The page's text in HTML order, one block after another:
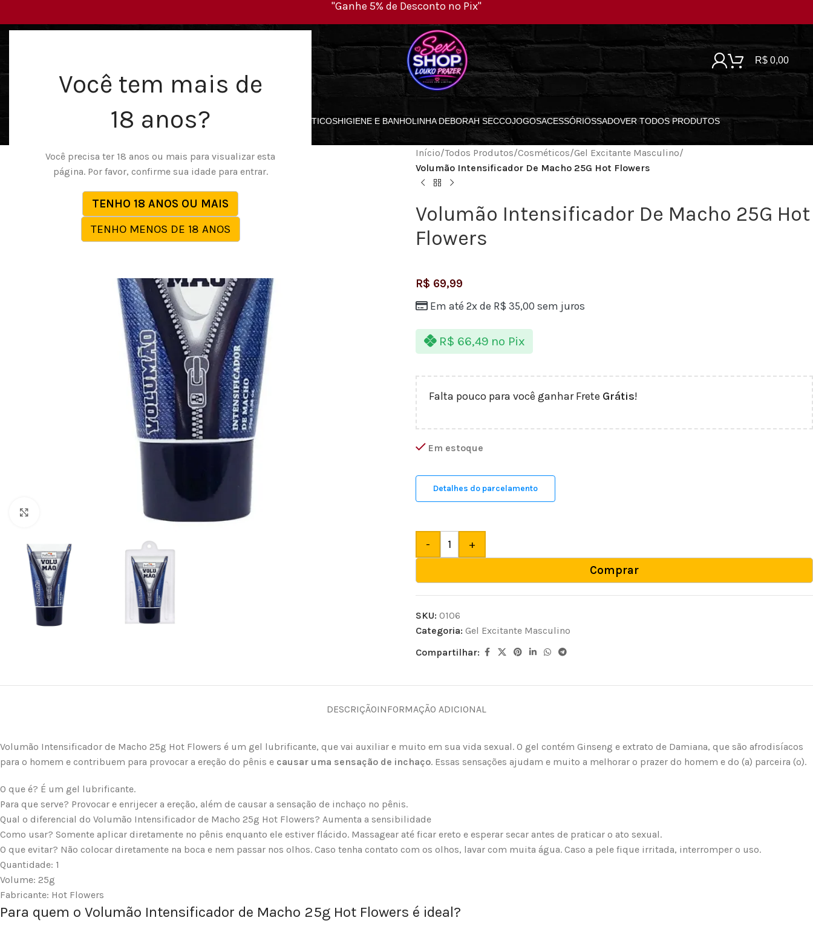
Você tem mais de
18 anos?
Você precisa ter 18 anos ou mais para visualizar esta
página. Por favor, confirme sua idade para entrar.
TENHO 18 ANOS OU MAIS
TENHO MENOS DE 18 ANOS
"Ganhe 5% de Desconto no Pix"
R$ 0,00
VIBRADORESPÊNIS DE BORRACHA COSMÉTICOSHIGIENE E BANHOLINHA DEBORAH SECCOJOGOSACESSÓRIOSSADOVER TODOS PRODUTOS
Início/Todos Produtos/Cosméticos/Gel Excitante Masculino/
Volumão Intensificador De Macho 25G Hot Flowers
Volumão Intensificador De Macho 25G Hot
Flowers
R$ 69,99
Em até 2x de R$ 35,00 sem juros
R$ 66,49 no Pix
Falta pouco para você ganhar Frete Grátis!
Em estoque
Detalhes do parcelamento
-
+
Comprar
SKU: 0106
Categoria: Gel Excitante Masculino
Compartilhar:
DESCRIÇÃOINFORMAÇÃO ADICIONAL
Volumão Intensificador de Macho 25g Hot Flowers é um gel lubrificante, que vai auxiliar e muito em sua vida sexual. O gel contém Ginseng e extrato de Damiana, que são afrodisíacos
para o homem e contribuem para provocar a ereção do pênis e causar uma sensação de inchaço. Essas sensações ajudam e muito a melhorar o prazer do homem e do (a) parceira (o).
O que é? É um gel lubrificante.
Para que serve? Provocar e enrijecer a ereção, além de causar a sensação de inchaço no pênis.
Qual o diferencial do Volumão Intensificador de Macho 25g Hot Flowers? Aumenta a sensibilidade
Como usar? Somente aplicar diretamente no pênis enquanto ele estiver flácido. Massagear até ficar ereto e esperar secar antes de praticar o ato sexual.
O que evitar? Não colocar diretamente na boca e nem passar nos olhos. Caso tenha contato com os olhos, lavar com muita água. Caso a pele fique irritada, interromper o uso.
Quantidade: 1
Volume: 25g
Fabricante: Hot Flowers
Para quem o Volumão Intensificador de Macho 25g Hot Flowers é ideal?